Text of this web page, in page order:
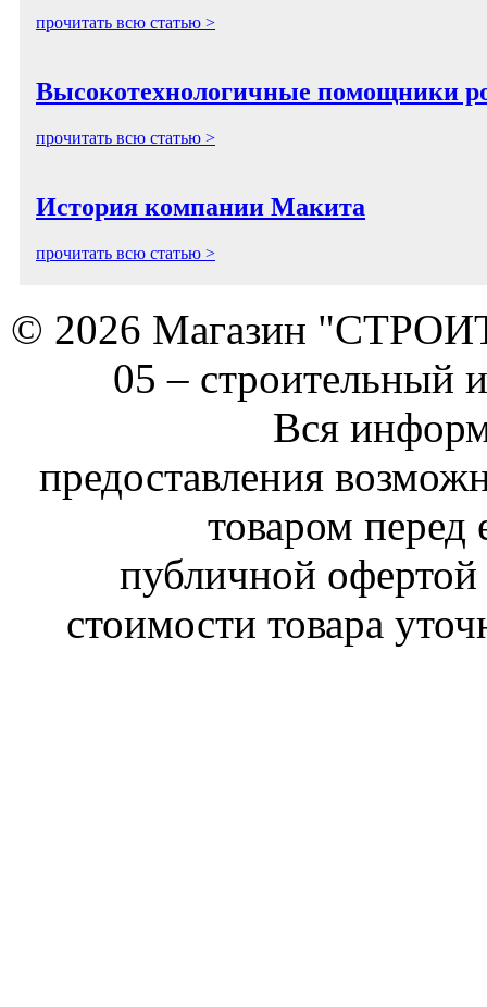
прочитать всю статью >
Высокотехнологичные помощники
прочитать всю статью >
История компании Макита
прочитать всю статью >
© 2026 Магазин
05 – строительный
Вся
предоставления
товаром перед
публичной
стоимости товара